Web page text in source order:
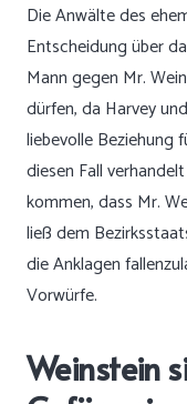
Die Anwälte des
Entscheidung über
Mann gegen Mr.
dürfen, da Harvey
liebevolle Beziehung
diesen Fall
kommen, dass Mr.
ließ dem
die Anklagen
Vorwürfe.
Weinstein